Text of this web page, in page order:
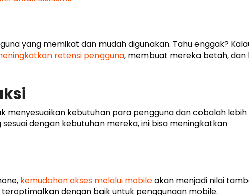
yang memikat dan mudah digunakan. Tahu enggak?
retensi pengguna, membuat mereka betah, dan
menyesuaikan kebutuhan para pengguna dan cobalah lebih
sesuai dengan kebutuhan mereka, ini bisa meningkatkan
kemudahan akses melalui mobileakan menjadi nilai
dengan baik untuk penggunaan mobile.